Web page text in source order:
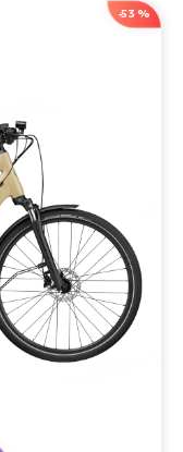
-53 %